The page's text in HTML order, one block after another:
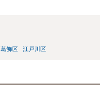
葛飾区 江戸川区